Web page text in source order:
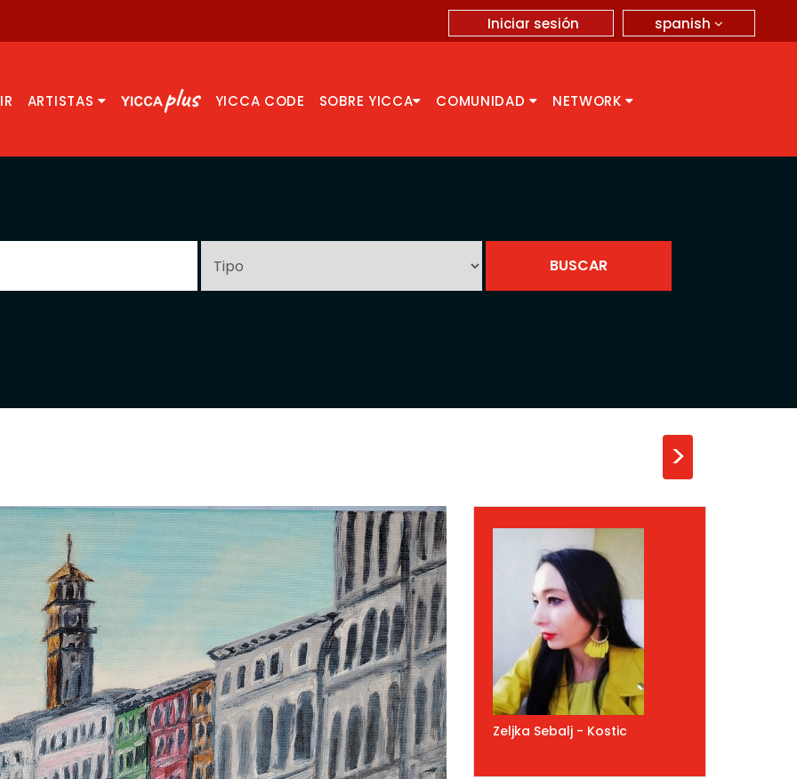
spanish
Iniciar sesión
ARTISTAS YICCA CODE SOBRE YICCA COMUNIDAD NETWORK
>
Zeljka Sebalj - Kostic